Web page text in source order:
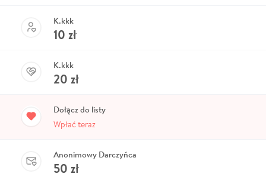
K.kkk
10 zł
K.kkk
20 zł
Dołącz do listy
Wpłać teraz
Anonimowy Darczyńca
50 zł